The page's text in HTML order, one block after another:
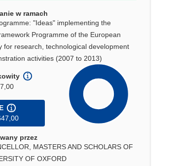
w ramach
"Ideas" implementing the
Programme of the European
for research, technological development
activities (2007 to 2013)
przez
MASTERS AND SCHOLARS OF
OF OXFORD